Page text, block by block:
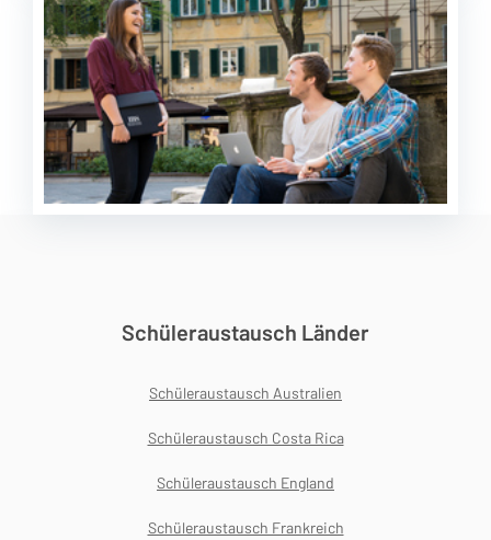
Schüleraustausch Länder
Schüleraustausch Australien
Schüleraustausch Costa Rica
Schüleraustausch England
Schüleraustausch Frankreich